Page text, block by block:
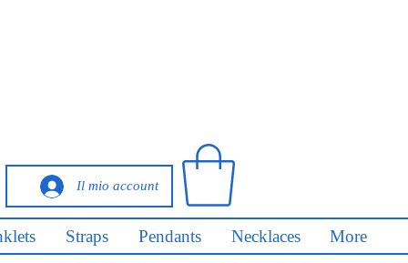
Il mio account
Straps Pendants Necklaces More